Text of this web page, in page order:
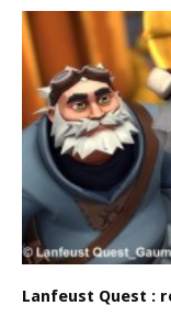
Lanfeust Quest :